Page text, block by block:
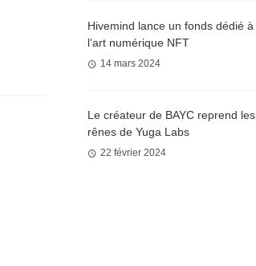
Hivemind lance un fonds dédié à
l’art numérique NFT
14 mars 2024
Le créateur de BAYC reprend les
rênes de Yuga Labs
22 février 2024